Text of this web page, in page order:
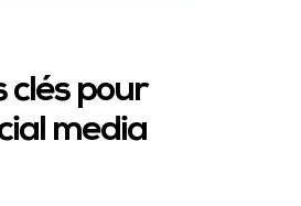
clés pour
media